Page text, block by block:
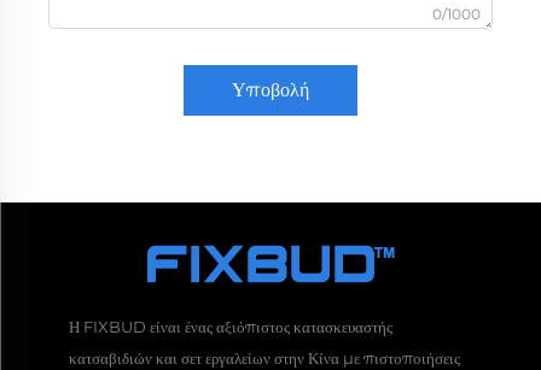
0/1000
Υποβολή
Η FIXBUD είναι ένας αξιόπιστος κατασκευαστής
κατσαβιδιών και σετ εργαλείων στην Κίνα με πιστοποιήσεις